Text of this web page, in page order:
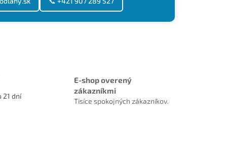
21 dní
E-shop overený
zákazníkmi
Tisíce spokojných zákazníkov.